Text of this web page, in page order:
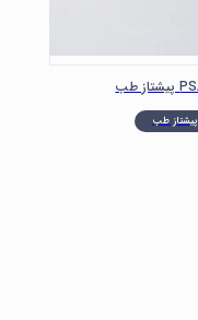
پیشتاز طب